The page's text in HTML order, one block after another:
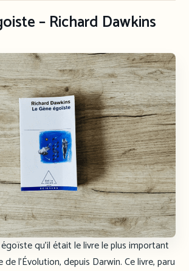
– Richard Dawkins
qu’il était le livre le plus important
l’Évolution, depuis Darwin. Ce livre, paru